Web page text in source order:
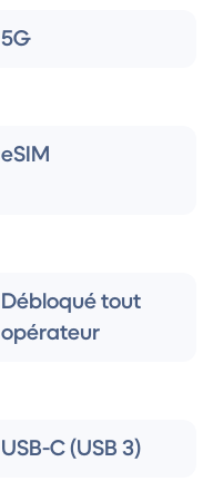
5G
eSIM
Débloqué tout
opérateur
USB-C (USB 3)